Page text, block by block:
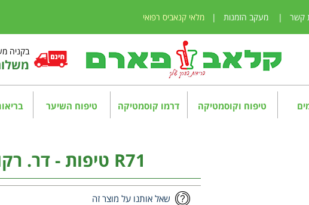
קשר | מעקב הזמנות | מלאי קנאביס רפואי
בקניה מעל
טיפוח וקוסמטיקה דרמו קוסמטיקה טיפוח השיער
R71 טיפות - דר. רקווג Dr. Reckeweg
שאל אותנו על מוצר זה